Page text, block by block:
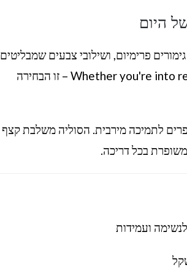
היום
פרימיום, ושילובי צבעים שמבליטים
כל צעד שלך. Whether you're into retro streetwear or just want a standout sneaker – זו הבחירה
לתמיכה מירבית. הסוליה משלבת קצף
בכל דריכה.